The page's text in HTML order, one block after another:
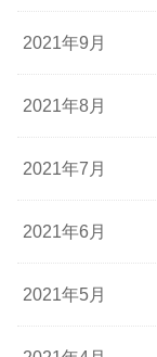
2021年9月
2021年8月
2021年7月
2021年6月
2021年5月